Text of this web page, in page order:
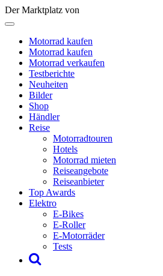
Der Marktplatz von
Motorrad kaufen
Motorrad kaufen
Motorrad verkaufen
Testberichte
Neuheiten
Bilder
Shop
Händler
Reise
Motorradtouren
Hotels
Motorrad mieten
Reiseangebote
Reiseanbieter
Top Awards
Elektro
E-Bikes
E-Roller
E-Motorräder
Tests